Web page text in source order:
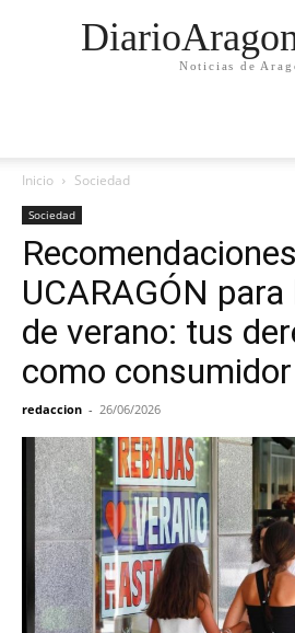
Noticias de
Inicio Sociedad
Sociedad
UCARAGÓN
de verano: tus
como consumidor
redaccion - 26/06/2026